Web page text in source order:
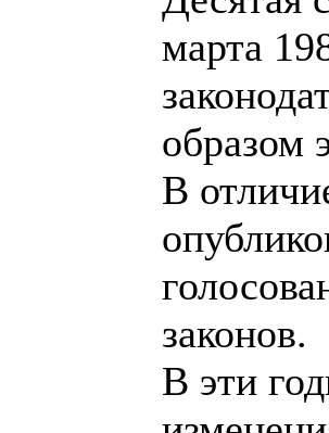
марта
образом
В
законов.
В эти